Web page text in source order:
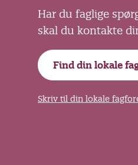
Har du faglige
skal du kontakte
Find din lokale
Skriv til din lokale